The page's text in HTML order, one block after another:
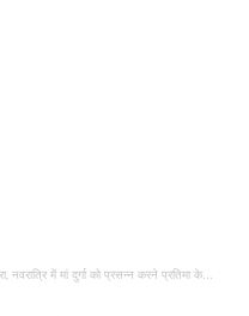
में मां दुर्गा को प्रसन्न करने प्रतिमा के...